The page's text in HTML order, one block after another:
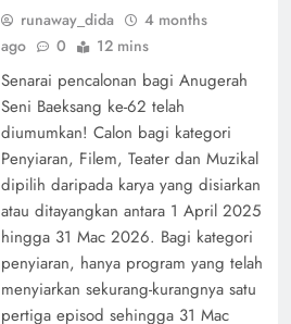
runaway_dida
4 months
ago
0 12 mins
Senarai pencalonan bagi Anugerah
Seni Baeksang ke-62 telah
diumumkan! Calon bagi kategori
Penyiaran, Filem, Teater dan Muzikal
dipilih daripada karya yang disiarkan
atau ditayangkan antara 1 April 2025
hingga 31 Mac 2026. Bagi kategori
penyiaran, hanya program yang telah
menyiarkan sekurang-kurangnya satu
pertiga episod sehingga 31 Mac